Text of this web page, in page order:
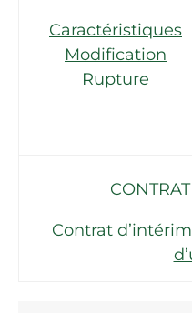
Caractéristiques
Modification
Rupture
Contrat d’intérim